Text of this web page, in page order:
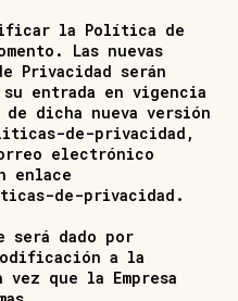
la Política de
Las nuevas
Privacidad serán
entrada en vigencia
dicha nueva versión
de-privacidad ,
electrónico
enlace
de-privacidad .
será dado por
a la
que la Empresa